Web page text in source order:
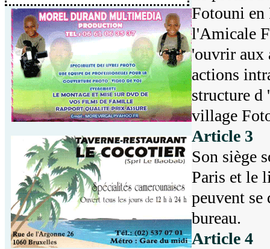
Fotouni en
l'Amicale
'ouvrir aux
actions
structure d
village
Article 3
Son siège
Paris et le
peuvent
bureau.
Article 4